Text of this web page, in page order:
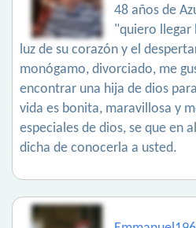
48 años de
"quiero llegar
luz de su corazón y el
monógamo, divorciado, me
encontrar una hija de dios
vida es bonita, maravillosa y
especiales de dios, se que en
dicha de conocerla a usted.